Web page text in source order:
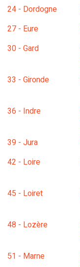
24 - Dordogne
27 - Eure
30 - Gard
33 - Gironde
36 - Indre
39 - Jura
42 - Loire
45 - Loiret
48 - Lozère
51 - Marne